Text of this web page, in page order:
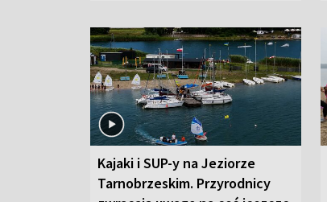
Kajaki i SUP-y na Jeziorze
Tarnobrzeskim. Przyrodnicy